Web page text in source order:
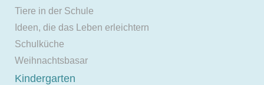
Tiere in der Schule
Ideen, die das Leben erleichtern
Schulküche
Weihnachtsbasar
Kindergarten